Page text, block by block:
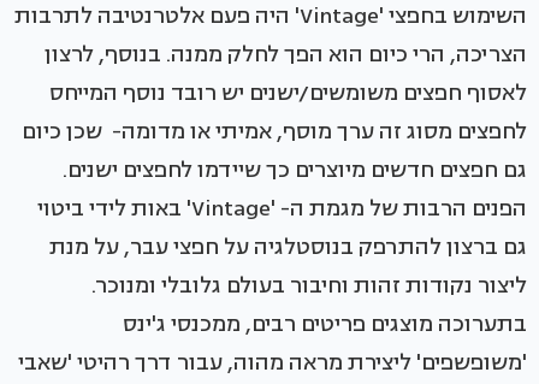
השימוש בחפצי 'Vintage' היה פעם אלטרנטיבה לתרבות
הצריכה, הרי כיום הוא הפך לחלק ממנה. בנוסף, לרצון
לאסוף חפצים משומשים/ישנים יש רובד נוסף המייחס
לחפצים מסוג זה ערך מוסף, אמיתי או מדומה- שכן כיום
גם חפצים חדשים מיוצרים כך שיידמו לחפצים ישנים.
הפנים הרבות של מגמת ה- 'Vintage' באות לידי ביטוי
גם ברצון להתרפק בנוסטלגיה על חפצי עבר, על מנת
ליצור נקודות זהות וחיבור בעולם גלובלי ומנוכר.
בתערוכה מוצגים פריטים רבים, ממכנסי ג'ינס
'משופשפים' ליצירת מראה מהוה, עבור דרך רהיטי 'שאבי